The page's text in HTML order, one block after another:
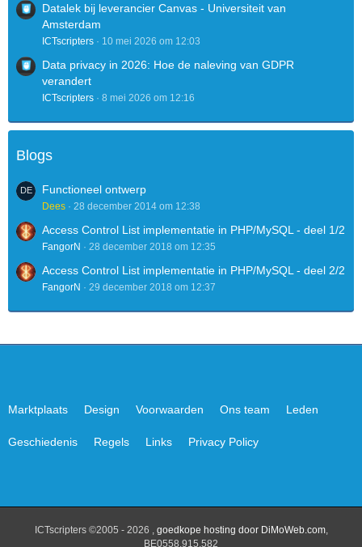
Datalek bij leverancier Canvas - Universiteit van
Amsterdam
ICTscripters 10 mei 2026 om 12:03
Data privacy in 2026: Hoe de naleving van GDPR
verandert
ICTscripters 8 mei 2026 om 12:16
Blogs
Functioneel ontwerp
Dees 28 december 2014 om 12:38
Access Control List implementatie in PHP/MySQL - deel 1/2
FangorN 28 december 2018 om 12:35
Access Control List implementatie in PHP/MySQL - deel 2/2
FangorN 29 december 2018 om 12:37
Marktplaats Design Voorwaarden Ons team Leden
Geschiedenis Regels Links Privacy Policy
ICTscripters ©2005 - 2026 , goedkope hosting door DiMoWeb.com,
BE0558.915.582